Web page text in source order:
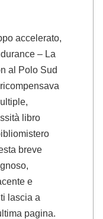
accelerato,
– La
al Polo Sud
libro
breve
e
lascia a
pagina.